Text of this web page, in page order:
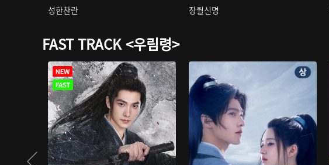
성한찬란 장월신명
FAST TRACK <우림령>